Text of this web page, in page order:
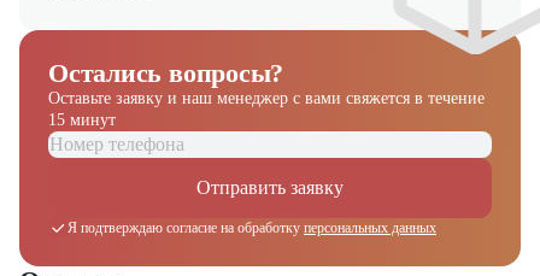
Остались вопросы?
Оставьте заявку и наш менеджер с вами свяжется в течение
15 минут
Отправить заявку
Я подтверждаю согласие на обработку персональных данных